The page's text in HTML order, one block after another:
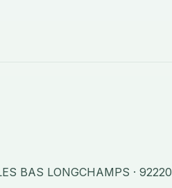
BAS LONGCHAMPS · 92220